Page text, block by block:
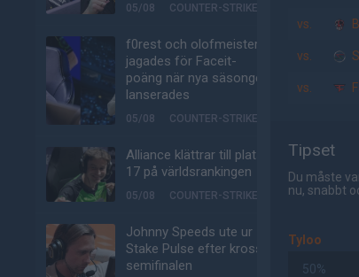
05/08 COUNTER-STRIKE
f0rest och olofmeister
jagades för Faceit-
poäng när nya säsongen
lanserades
05/08 COUNTER-STRIKE
Alliance klättrar till plats
17 på världsrankingen
05/08 COUNTER-STRIKE
Johnny Speeds ute ur
Stake Pulse efter kross i
semifinalen
vs.
vs.
vs.
Tipset
Du måste
nu, snabbt
Tyloo
50%